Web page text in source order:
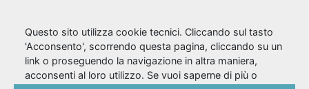
Ionesco, Eugène
Questo sito utilizza cookie tecnici. Cliccando sul tasto
'Acconsento', scorrendo questa pagina, cliccando su un
link o proseguendo la navigazione in altra maniera,
acconsenti al loro utilizzo. Se vuoi saperne di più o